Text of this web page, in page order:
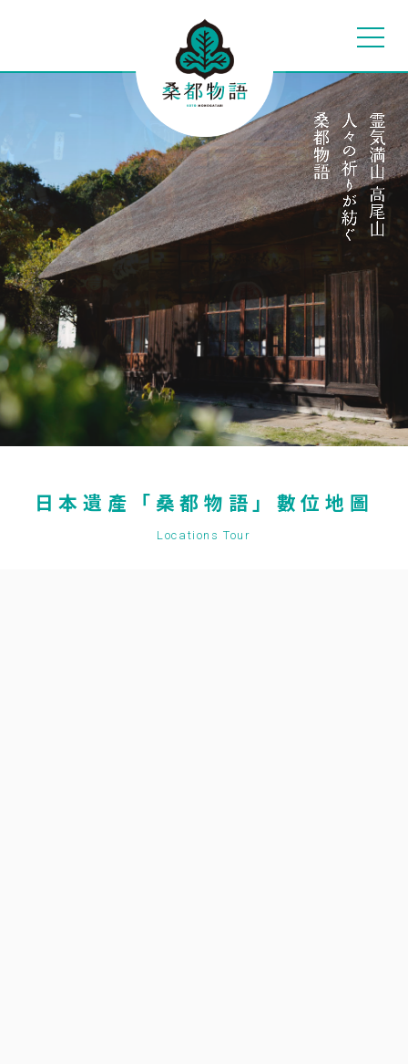
日本遺產「桑都物語」數位地圖
Locations Tour